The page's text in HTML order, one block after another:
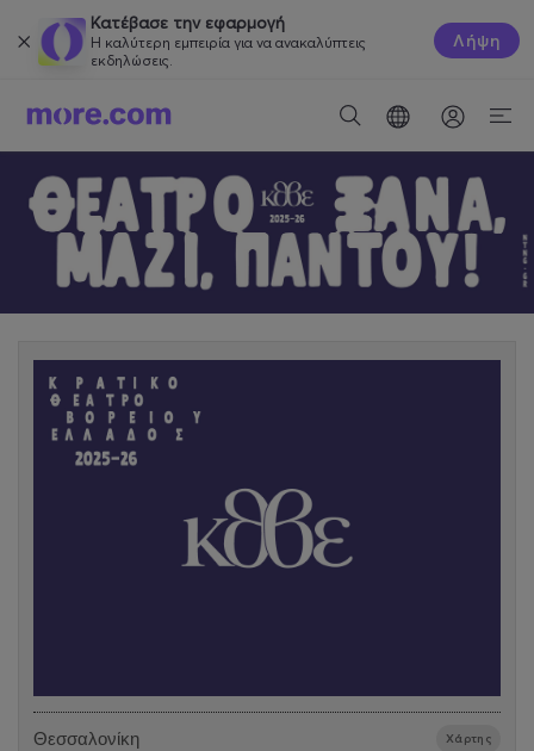
Κατέβασε την εφαρμογή
Η καλύτερη εμπειρία για να ανακαλύπτεις
εκδηλώσεις.
Λήψη
Θεσσαλονίκη Χάρτης